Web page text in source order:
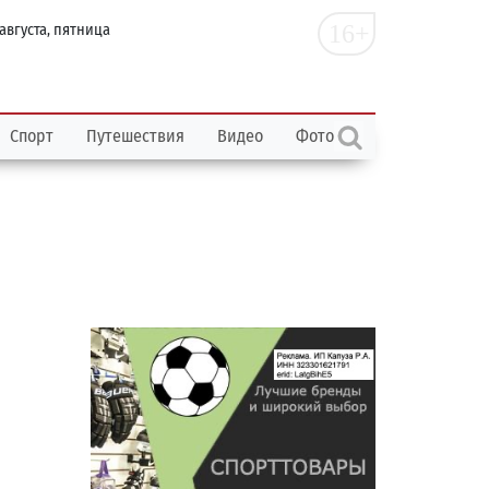
пятница
Спорт Путешествия Видео Фото